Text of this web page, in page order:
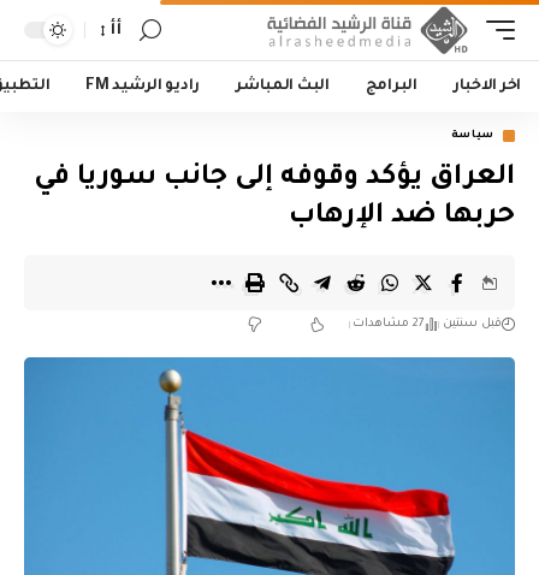
أأ
اخر الاخبار البرامج البث المباشر راديو الرشيد FM
سياسة
العراق يؤكد وقوفه إلى جانب سوريا في
حربها ضد الإرهاب
قبل سنتين 27 مشاهدات